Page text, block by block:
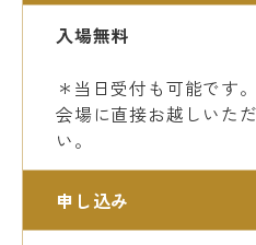
入場無料
＊当日受付も可能です。
会場に直接お越しいた
い。
申し込み